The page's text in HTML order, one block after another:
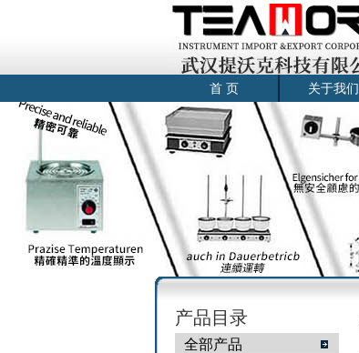
首 页 关于我们
产品目录
全部产品